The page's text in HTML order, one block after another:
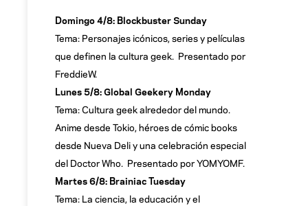
Domingo 4/8: Blockbuster Sunday
Tema: Personajes icónicos, series y películas
que definen la cultura geek. Presentado por
FreddieW.
Lunes 5/8: Global Geekery Monday
Tema: Cultura geek alrededor del mundo.
Anime desde Tokio, héroes de cómic books
desde Nueva Deli y una celebración especial
del Doctor Who. Presentado por YOMYOMF.
Martes 6/8: Brainiac Tuesday
Tema: La ciencia, la educación y el